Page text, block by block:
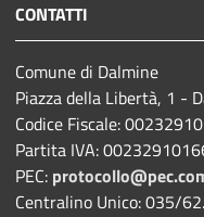
CONTATTI
Comune di Dalmine
Piazza della Libertà, 1 -
Codice Fiscale:
Partita IVA:
PEC:
Centralino Unico: 035/